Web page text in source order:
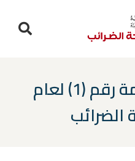
اعلان مناقصة عامة رقم (1) لعام